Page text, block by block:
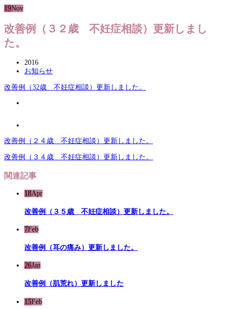
19Nov
改善例（３２歳 不妊症相談）更新しまし
た。
2016
お知らせ
改善例（32歳 不妊症相談）更新しました。
改善例（２４歳 不妊症相談）更新しました。
改善例（３４歳 不妊症相談）更新しました。
関連記事
18Apr
改善例（３５歳 不妊症相談）更新しました。
7Feb
改善例（耳の痛み）更新しました。
26Jan
改善例（肌荒れ）更新しました
15Feb